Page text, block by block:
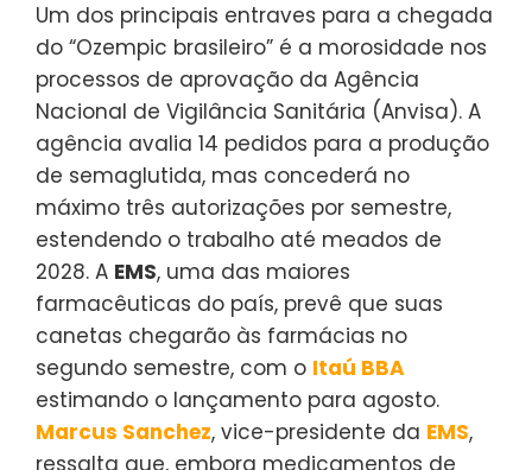
Um dos principais entraves para a chegada
do “Ozempic brasileiro” é a morosidade nos
processos de aprovação da Agência
Nacional de Vigilância Sanitária (Anvisa). A
agência avalia 14 pedidos para a produção
de semaglutida, mas concederá no
máximo três autorizações por semestre,
estendendo o trabalho até meados de
2028. A EMS, uma das maiores
farmacêuticas do país, prevê que suas
canetas chegarão às farmácias no
segundo semestre, com o Itaú BBA
estimando o lançamento para agosto.
Marcus Sanchez, vice-presidente da EMS,